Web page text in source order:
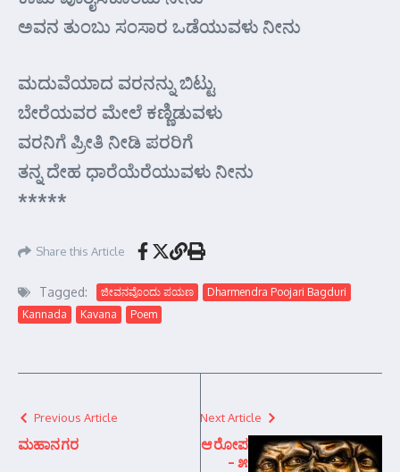
ಅವನ ತುಂಬು ಸಂಸಾರ ಒಡೆಯುವಳು ನೀನು
ಮದುವೆಯಾದ ವರನನ್ನು ಬಿಟ್ಟು
ಬೇರೆಯವರ ಮೇಲೆ ಕಣ್ಣಿಡುವಳು
ವರನಿಗೆ ಪ್ರೀತಿ ನೀಡಿ ಪರರಿಗೆ
ತನ್ನ ದೇಹ ಧಾರೆಯೆರೆಯುವಳು ನೀನು
*****
Share this Article
Tagged: ಜೀವನವೊಂದು ಪಯಣ
Dharmendra Poojari Bagduri
Kannada
Kavana Poem
Previous Article
ಮಹಾನಗರ
Next Article
ಆರೋಪ
– ೫